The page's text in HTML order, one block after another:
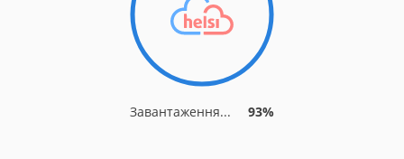
Завантаження... 93%